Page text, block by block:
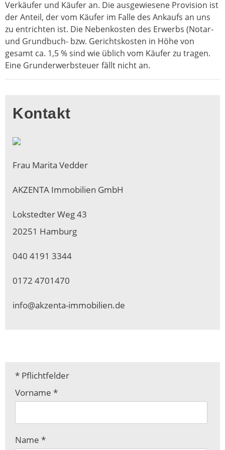
Verkäufer und Käufer an. Die ausgewiesene Provision ist
der Anteil, der vom Käufer im Falle des Ankaufs an uns
zu entrichten ist. Die Nebenkosten des Erwerbs (Notar-
und Grundbuch- bzw. Gerichtskosten in Höhe von
gesamt ca. 1,5 % sind wie üblich vom Käufer zu tragen.
Eine Grunderwerbsteuer fällt nicht an.
Kontakt
Frau Marita Vedder
AKZENTA Immobilien GmbH
Lokstedter Weg 43
20251 Hamburg
040 4191 3344
0172 4701470
info@akzenta-immobilien.de
* Pflichtfelder
Vorname Pflichtfeld
*
Name Pflichtfeld
*